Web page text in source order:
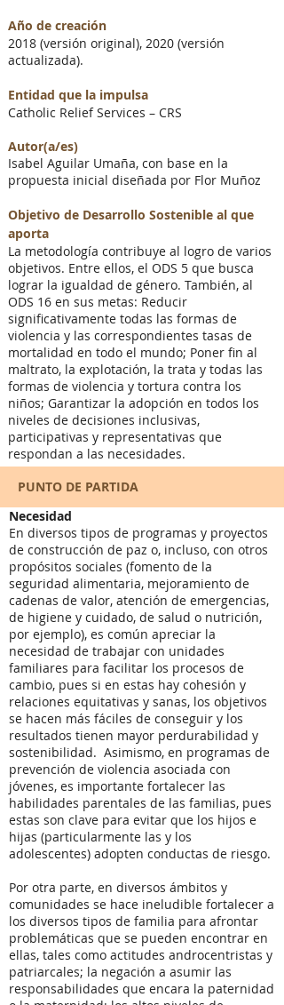
Año de creación
2018 (versión original), 2020 (versión
actualizada).
Entidad que la impulsa
Catholic Relief Services – CRS
Autor(a/es)
Isabel Aguilar Umaña, con base en la
propuesta inicial diseñada por Flor Muñoz
Objetivo de Desarrollo Sostenible al que
aporta
La metodología contribuye al logro de varios
objetivos. Entre ellos, el ODS 5 que busca
lograr la igualdad de género. También, al
ODS 16 en sus metas: Reducir
significativamente todas las formas de
violencia y las correspondientes tasas de
mortalidad en todo el mundo; Poner fin al
maltrato, la explotación, la trata y todas las
formas de violencia y tortura contra los
niños; Garantizar la adopción en todos los
niveles de decisiones inclusivas,
participativas y representativas que
respondan a las necesidades.
PUNTO DE PARTIDA
Necesidad
En diversos tipos de programas y proyectos
de construcción de paz o, incluso, con otros
propósitos sociales (fomento de la
seguridad alimentaria, mejoramiento de
cadenas de valor, atención de emergencias,
de higiene y cuidado, de salud o nutrición,
por ejemplo), es común apreciar la
necesidad de trabajar con unidades
familiares para facilitar los procesos de
cambio, pues si en estas hay cohesión y
relaciones equitativas y sanas, los objetivos
se hacen más fáciles de conseguir y los
resultados tienen mayor perdurabilidad y
sostenibilidad. Asimismo, en programas de
prevención de violencia asociada con
jóvenes, es importante fortalecer las
habilidades parentales de las familias, pues
estas son clave para evitar que los hijos e
hijas (particularmente las y los
adolescentes) adopten conductas de riesgo.
Por otra parte, en diversos ámbitos y
comunidades se hace ineludible fortalecer a
los diversos tipos de familia para afrontar
problemáticas que se pueden encontrar en
ellas, tales como actitudes androcentristas y
patriarcales; la negación a asumir las
responsabilidades que encara la paternidad